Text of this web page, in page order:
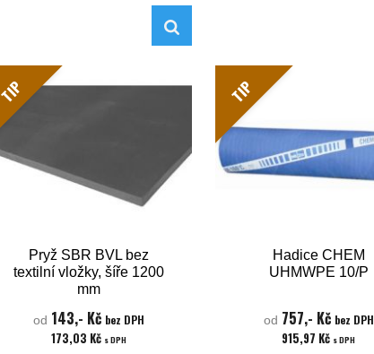
TIP
Pryž SBR BVL bez
textilní vložky, šíře 1200
mm
od 143,- Kč bez DPH
173,03 Kč s DPH
TIP
Hadice CHEM
UHMWPE 10/P
od 757,- Kč bez DPH
915,97 Kč s DPH